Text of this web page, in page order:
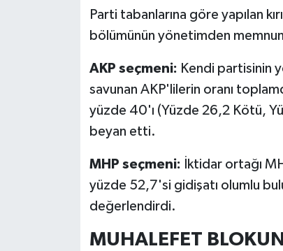
Parti tabanlarına göre yapılan
bölümünün yönetimden
AKP seçmeni: Kendi partisinin
savunan AKP'lilerin oranı
yüzde 40'ı (Yüzde 26,2 Kötü,
beyan etti.
MHP seçmeni:
İktidar ortağı
yüzde 52,7'si gidişatı olumlu
değerlendirdi.
MUHALEFET